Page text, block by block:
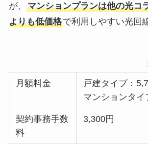
が、 マンションプランは他の光コ
よりも低価格で利用しやすい光回
月額料金
戸建タイプ：
マンションタイ
契約事務手数
料
3,300円